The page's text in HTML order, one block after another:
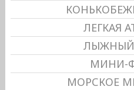
ЛЕГКАЯ
ЛЫЖНЫЙ
МИНИ-
МОРСКОЕ